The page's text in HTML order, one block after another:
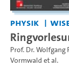
Physik
Prof. Dr. Wolfgang
Vormwald et al.